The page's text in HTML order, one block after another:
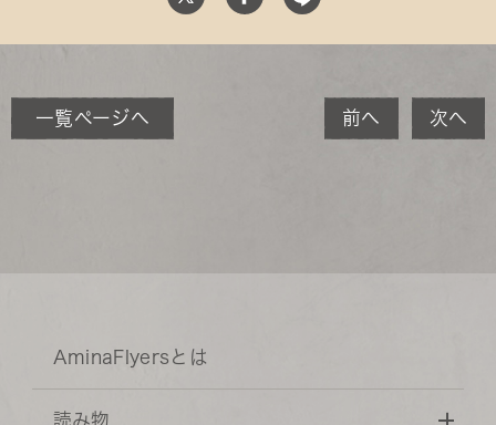
一覧ページへ 前へ 次へ
AminaFlyersとは
読み物